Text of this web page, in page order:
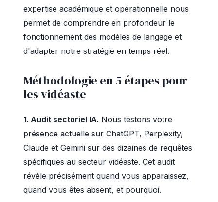
expertise académique et opérationnelle nous
permet de comprendre en profondeur le
fonctionnement des modèles de langage et
d'adapter notre stratégie en temps réel.
Méthodologie en 5 étapes pour
les vidéaste
1. Audit sectoriel IA. Nous testons votre
présence actuelle sur ChatGPT, Perplexity,
Claude et Gemini sur des dizaines de requêtes
spécifiques au secteur vidéaste. Cet audit
révèle précisément quand vous apparaissez,
quand vous êtes absent, et pourquoi.